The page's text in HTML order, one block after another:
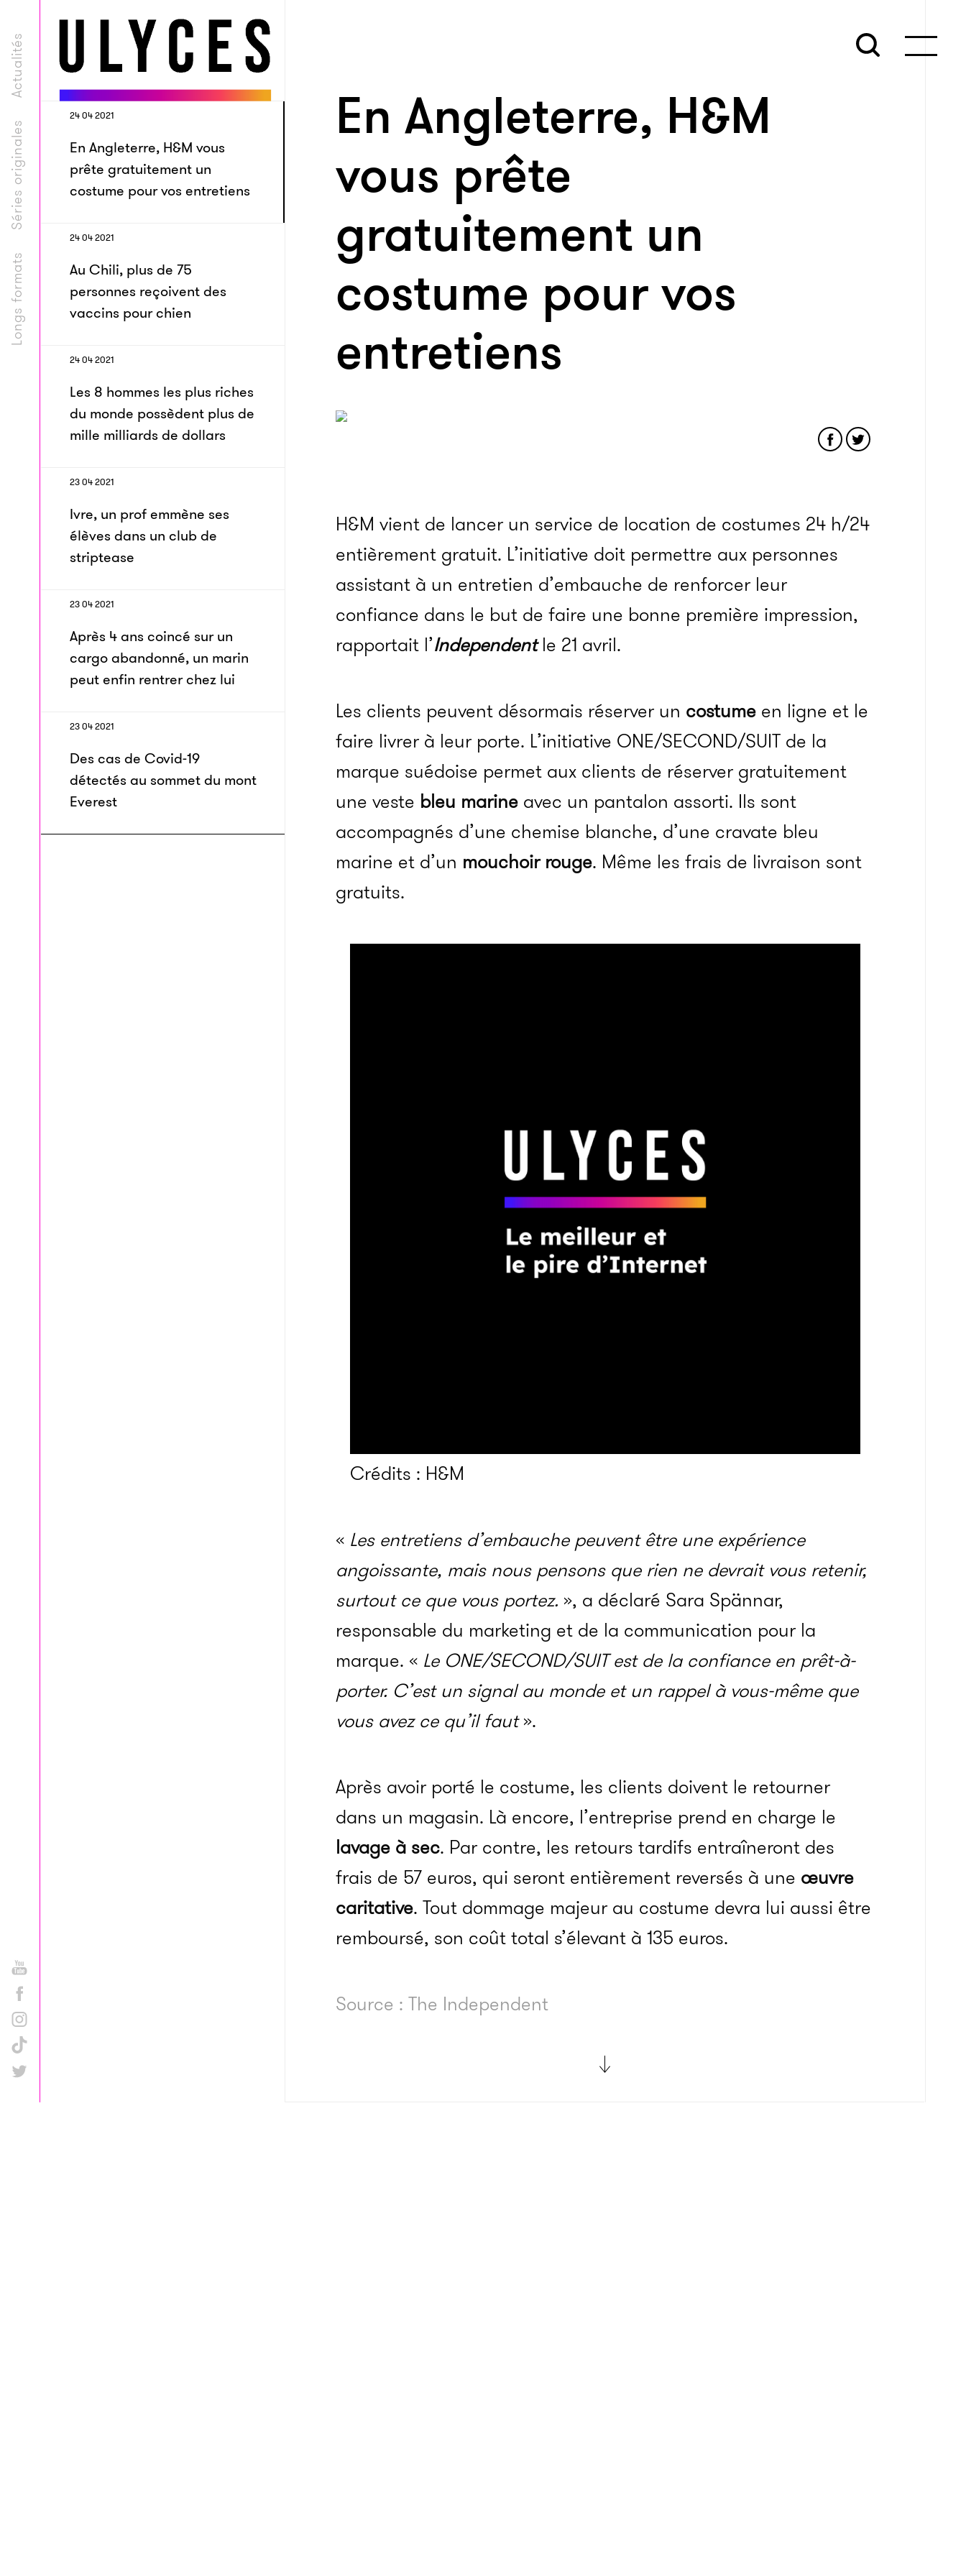
Longs formats
Séries originales
Actualités
24 04 2021
En Angleterre, H&M vous
prête gratuitement un
costume pour vos entretiens
24 04 2021
Au Chili, plus de 75
personnes reçoivent des
vaccins pour chien
24 04 2021
Les 8 hommes les plus riches
du monde possèdent plus de
mille milliards de dollars
23 04 2021
Ivre, un prof emmène ses
élèves dans un club de
striptease
23 04 2021
Après 4 ans coincé sur un
cargo abandonné, un marin
peut enfin rentrer chez lui
23 04 2021
Des cas de Covid-19
détectés au sommet du mont
Everest
En Angleterre, H&M
vous prête
gratuitement un
costume pour vos
entretiens
H&M vient de lancer un service de location de costumes 24 h/24
entièrement gratuit. L’initiative doit permettre aux personnes
assistant à un entretien d’embauche de renforcer leur
confiance dans le but de faire une bonne première impression,
rapportait l’Independentle 21 avril.
Les clients peuvent désormais réserver un costume en ligne et le
faire livrer à leur porte. L’initiative ONE/SECOND/SUIT de la
marque suédoise permet aux clients de réserver gratuitement
une veste bleu marine avec un pantalon assorti. Ils sont
accompagnés d’une chemise blanche, d’une cravate bleu
marine et d’un mouchoir rouge. Même les frais de livraison sont
gratuits.
Crédits : H&M
« Les entretiens d’embauche peuvent être une expérience
angoissante, mais nous pensons que rien ne devrait vous retenir,
surtout ce que vous portez. », a déclaré Sara Spännar,
responsable du marketing et de la communication pour la
marque. « Le ONE/SECOND/SUIT est de la confiance en prêt-à-
porter. C’est un signal au monde et un rappel à vous-même que
vous avez ce qu’il faut».
Après avoir porté le costume, les clients doivent le retourner
dans un magasin. Là encore, l’entreprise prend en charge le
lavage à sec. Par contre, les retours tardifs entraîneront des
frais de 57 euros, qui seront entièrement reversés à une œuvre
caritative. Tout dommage majeur au costume devra lui aussi être
remboursé, son coût total s’élevant à 135 euros.
Source : The Independent